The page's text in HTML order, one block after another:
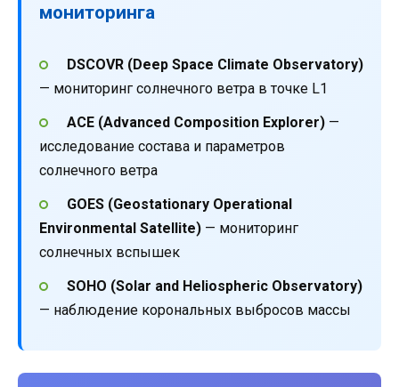
мониторинга
DSCOVR (Deep Space Climate Observatory)
— мониторинг солнечного ветра в точке L1
ACE (Advanced Composition Explorer)—
исследование состава и параметров
солнечного ветра
GOES (Geostationary Operational
Environmental Satellite) — мониторинг
солнечных вспышек
SOHO (Solar and Heliospheric Observatory)
— наблюдение корональных выбросов массы